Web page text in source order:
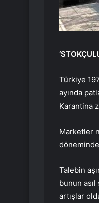
Türkiye
ayında
Karantina
Marketler
Talebin
bunun
artışlar